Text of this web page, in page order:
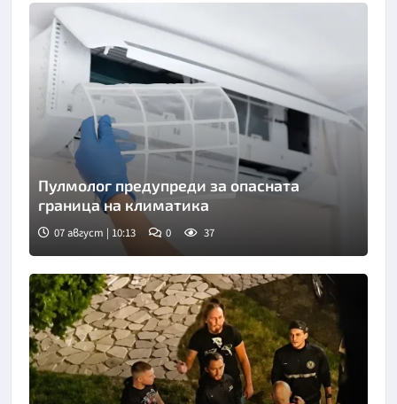
Пулмолог предупреди за опасната
граница на климатика
07 август | 10:13 0 37